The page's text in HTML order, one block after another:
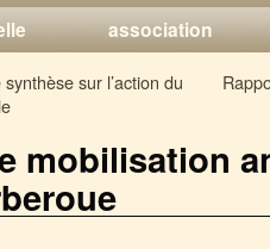
association
sur l’action du
mobilisation